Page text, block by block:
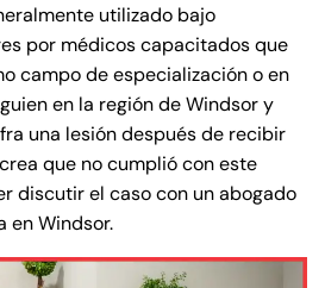
utilizado bajo
por médicos capacitados que
campo de especialización o en
en la región de Windsor y
una lesión después de recibir
que no cumplió con este
discutir el caso con un abogado
en Windsor.